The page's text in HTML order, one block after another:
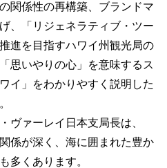
関係性の再構築、ブランドマ
、「リジェネラティブ・ツー
進を目指すハワイ州観光局の
思いやりの心」を意味するス
イ」をわかりやすく説明した
ヴァーレイ日本支局長は、
係が深く、海に囲まれた豊か
多くあります。